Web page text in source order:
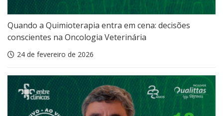
Quando a Quimioterapia entra em cena: decisões
conscientes na Oncologia Veterinária
24 de fevereiro de 2026